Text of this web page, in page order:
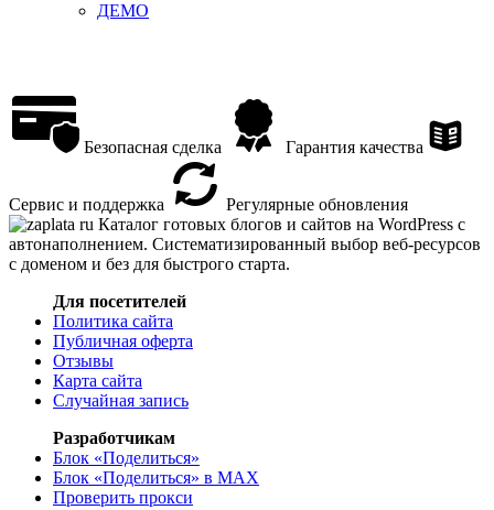
ДЕМО
Безопасная сделка Гарантия качества
Сервис и поддержка
Регулярные обновления
Каталог готовых блогов и сайтов на WordPress с
автонаполнением. Систематизированный выбор веб-ресурсов
с доменом и без для быстрого старта.
Для посетителей
Политика сайта
Публичная оферта
Отзывы
Карта сайта
Случайная запись
Разработчикам
Блок «Поделиться»
Блок «Поделиться» в MAX
Проверить прокси